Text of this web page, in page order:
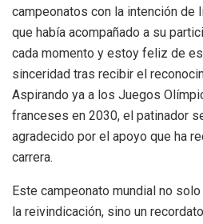
campeonatos con la intención de
que había acompañado a su
cada momento y estoy feliz de
sinceridad tras recibir el
Aspirando ya a los Juegos
franceses en 2030, el patinador
agradecido por el apoyo que ha
carrera.
Este campeonato mundial no
la reivindicación, sino un